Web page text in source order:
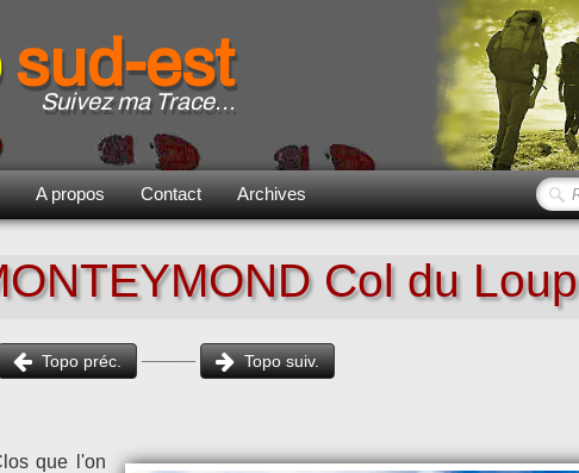
sud-est
Suivez ma Trace...
A propos Contact Archives
Col du Loup
Topo préc. Topo suiv.
que l'on